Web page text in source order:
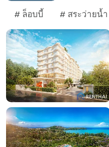
# ล็อบบี้ # สระว่ายน้ำ